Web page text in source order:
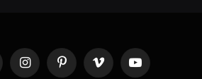
InstagramPinterestVimeo YouTube